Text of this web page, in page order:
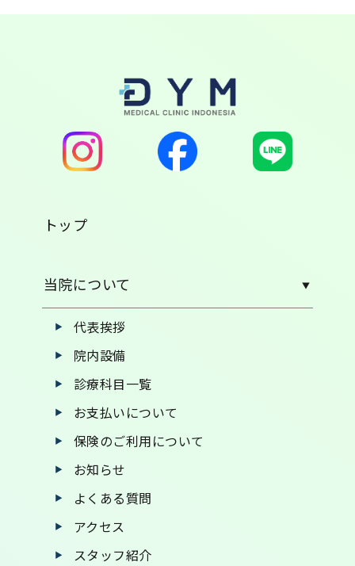
トップ
当院について
代表挨拶
院内設備
診療科目一覧
お支払いについて
保険のご利用について
お知らせ
よくある質問
アクセス
スタッフ紹介